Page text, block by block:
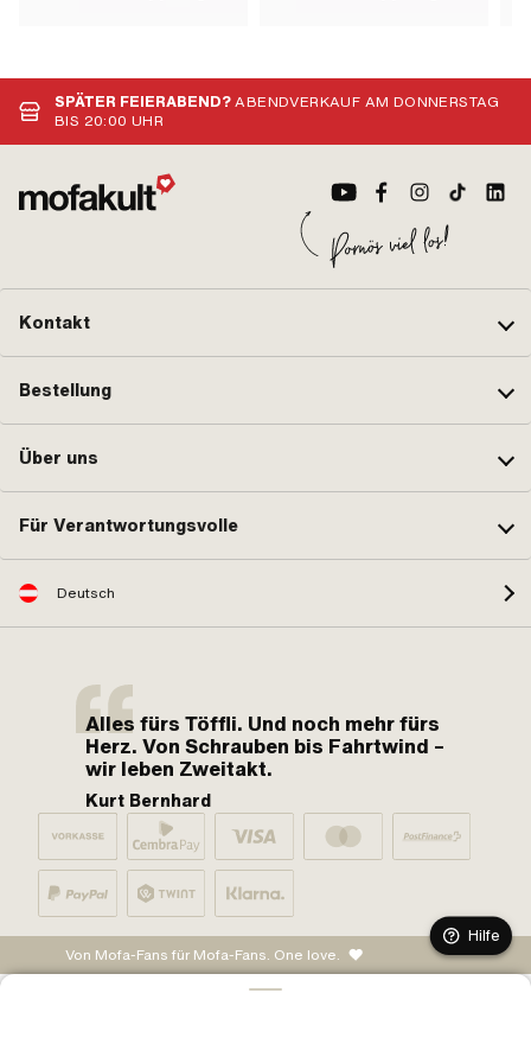
SPÄTER FEIERABEND?ABENDVERKAUF AM DONNERSTAG
BIS 20:00 UHR
Kontakt
Bestellung
Über uns
Für Verantwortungsvolle
Deutsch
Alles fürs Töffli. Und noch mehr fürs
Herz. Von Schrauben bis Fahrtwind –
wir leben Zweitakt.
Kurt Bernhard
Von Mofa-Fans für Mofa-Fans. One love.
Hilfe